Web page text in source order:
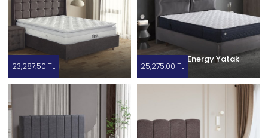
23,287.50 TL
Smarttech Energy Yatak
25,275.00 TL